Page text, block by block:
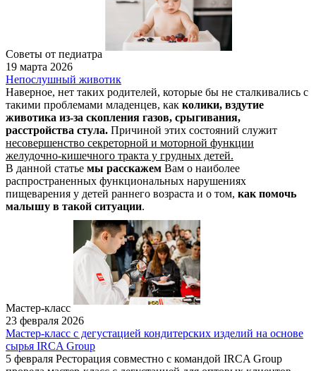
Советы от педиатра
19 марта 2026
Непослушный животик
Наверное, нет таких родителей, которые бы не сталкивались с
такими проблемами младенцев, как колики, вздутие
животика из-за скопления газов, срыгивания,
расстройства стула. Причиной этих состояний служит
несовершенство секреторной и моторной функции
желудочно-кишечного тракта у грудных детей.
В данной статье мы расскажем Вам о наиболее
распространенных функциональных нарушениях
пищеварения у детей раннего возраста и о том, как помочь
малышу в такой ситуации.
Мастер-класс
23 февраля 2026
Мастер-класс с дегустацией кондитерских изделий на основе
сырья IRCA Group
5 февраля Ресторация совместно с командой IRCA Group